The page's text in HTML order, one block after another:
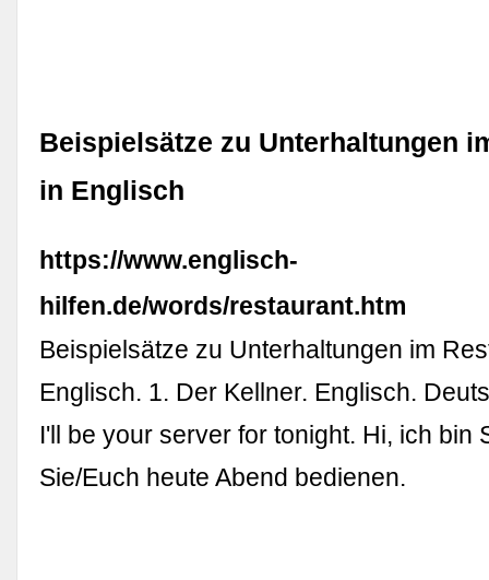
Beispielsätze zu Unterhaltungen
in Englisch
https://www.englisch-
hilfen.de/words/restaurant.htm
Beispielsätze zu Unterhaltungen im
Englisch. 1. Der Kellner. Englisch.
I'll be your server for tonight. Hi, ich bin
Sie/Euch heute Abend bedienen.